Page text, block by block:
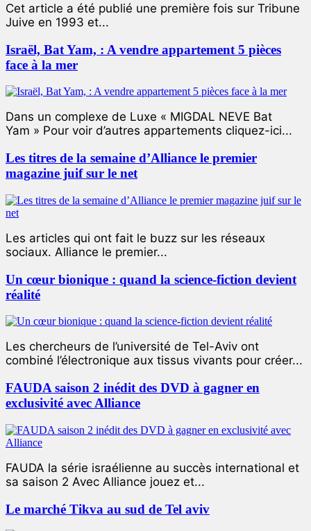
Cet article a été publié une première fois sur Tribune
Juive en 1993 et...
Israël, Bat Yam, : A vendre appartement 5 pièces
face à la mer
Dans un complexe de Luxe « MIGDAL NEVE Bat
Yam » Pour voir d’autres appartements cliquez-ici...
Les titres de la semaine d’Alliance le premier
magazine juif sur le net
Les articles qui ont fait le buzz sur les réseaux
sociaux. Alliance le premier...
Un cœur bionique : quand la science-fiction devient
réalité
Les chercheurs de l’université de Tel-Aviv ont
combiné l’électronique aux tissus vivants pour créer...
FAUDA saison 2 inédit des DVD à gagner en
exclusivité avec Alliance
FAUDA la série israélienne au succès international et
sa saison 2 Avec Alliance jouez et...
Le marché Tikva au sud de Tel aviv